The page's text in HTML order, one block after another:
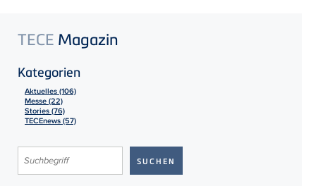
TECE Magazin
Kategorien
Aktuelles (106)
Messe (22)
Stories (76)
TECEnews (57)